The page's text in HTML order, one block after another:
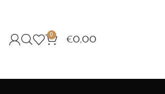
0 €0,00